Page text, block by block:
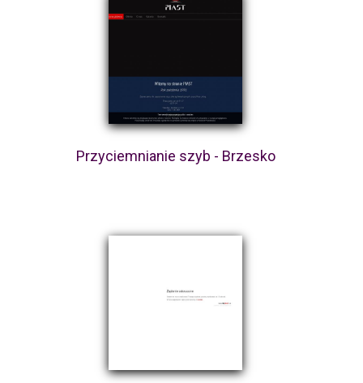
Przyciemnianie szyb - Brzesko